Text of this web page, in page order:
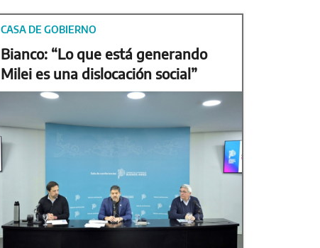
CASA DE GOBIERNO
Bianco: “Lo que está generando
Milei es una dislocación social”